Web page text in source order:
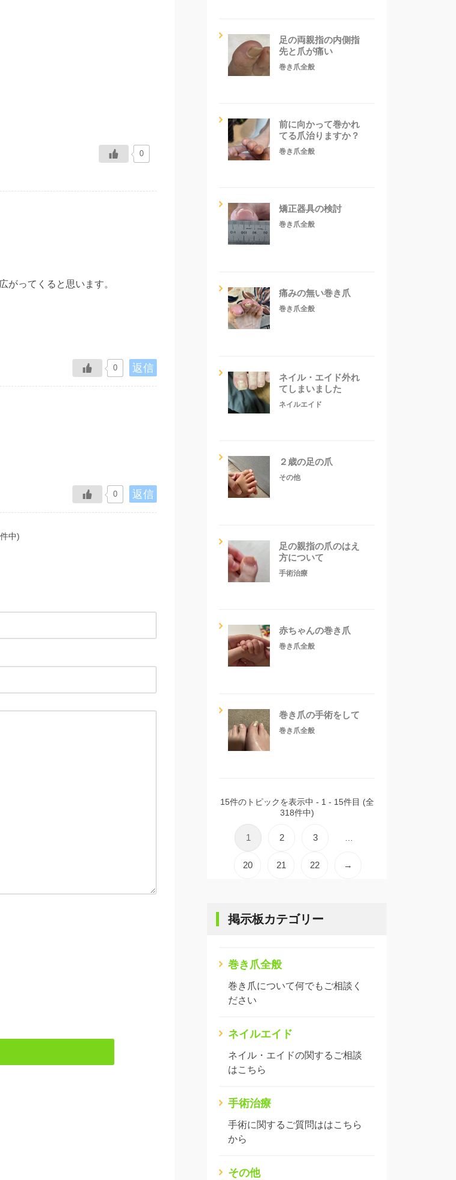
0
がってくると思います。
返信
0
返信
0
中)
足の両親指の内側指
先と爪が痛い
巻き爪全般
前に向かって巻かれ
てる爪治りますか？
巻き爪全般
矯正器具の検討
巻き爪全般
痛みの無い巻き爪
巻き爪全般
ネイル・エイド外れ
てしまいました
ネイルエイド
２歳の足の爪
その他
足の親指の爪のはえ
方について
手術治療
赤ちゃんの巻き爪
巻き爪全般
巻き爪の手術をして
巻き爪全般
15件のトピックを表示中 - 1 - 15件目 (全
318件中)
1 2 3
20 21 22 →
掲示板カテゴリー
巻き爪全般
巻き爪について何でもご相談く
ださい
ネイルエイド
ネイル・エイドの関するご相談
はこちら
手術治療
手術に関するご質問ははこちら
から
その他